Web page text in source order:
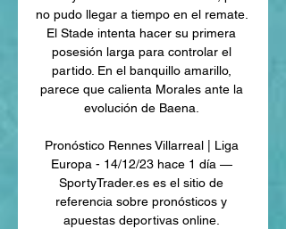
no pudo llegar a tiempo en el remate.
El Stade intenta hacer su primera
posesión larga para controlar el
partido. En el banquillo amarillo,
parece que calienta Morales ante la
evolución de Baena.
Pronóstico Rennes Villarreal | Liga
Europa - 14/12/23 hace 1 día —
SportyTrader.es es el sitio de
referencia sobre pronósticos y
apuestas deportivas online.